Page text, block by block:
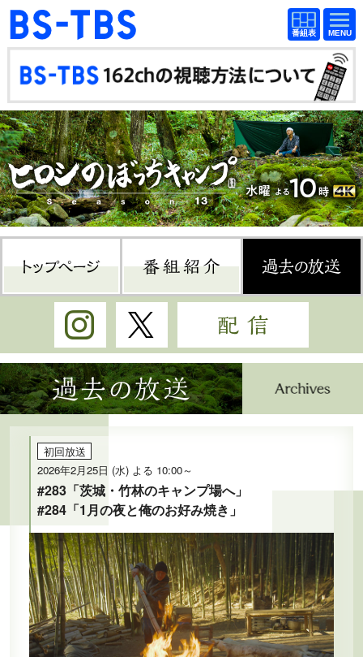
BS-TBS
番組
表
BS-TBS
番組
表
ドラマ 映画
紀行 報道
教養 スポーツ
音楽 エンタメ
アニメ ファンクラブ
検索
視聴方法 4K放送
イベント ショッピング
公式SNS プレゼント
ご意見・ご感想 会社情報
Instagram Twitter
過去の放送
初回放送
2026年2月25日 (水) よる 10:00～
#283「茨城・竹林のキャンプ場へ」
#284「1月の夜と俺のお好み焼き」